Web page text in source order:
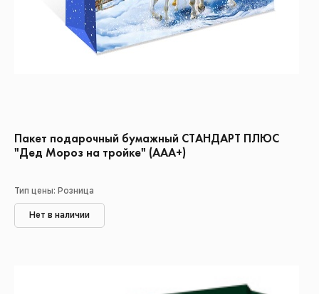
Пакет подарочный бумажный СТАНДАРТ ПЛЮС
"Дед Мороз на тройке" (ААА+)
Тип цены: Розница
Нет в наличии